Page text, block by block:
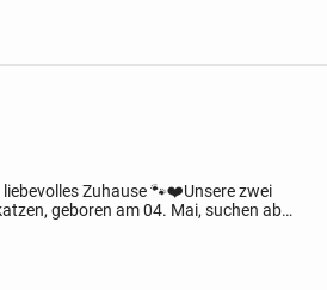
Zuhause 🐾❤️Unsere zwei
geboren am 04. Mai, suchen ab